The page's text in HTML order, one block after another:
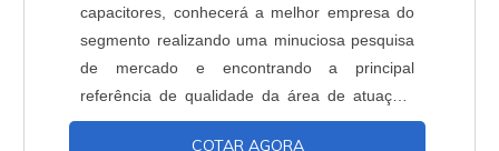
capacitores, conhecerá a melhor empresa do
segmento realizando uma minuciosa pesquisa
de mercado e encontrando a principal
referência de qualidade da área de atuação.
OUTRAS INFORMAÇÕES SOBRE O
COTAR AGORA